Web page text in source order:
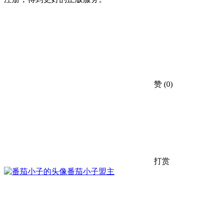
赞 (0)
打赏
番茄小子盟主